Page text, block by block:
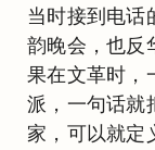
当时接到电话
韵晚会，也反
果在文革时，
派，一句话就
家，可以就定